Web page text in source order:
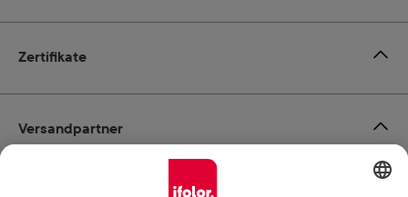
Zertifikate
Versandpartner